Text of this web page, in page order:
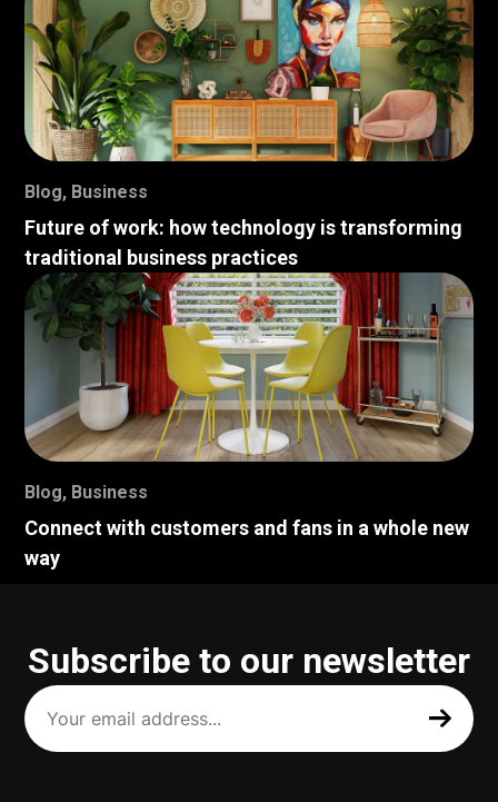
Blog, Business
Future of work: how technology is transforming
traditional business practices
Blog, Business
Connect with customers and fans in a whole new
way
Subscribe to our newsletter
Your
email
address
(Required)